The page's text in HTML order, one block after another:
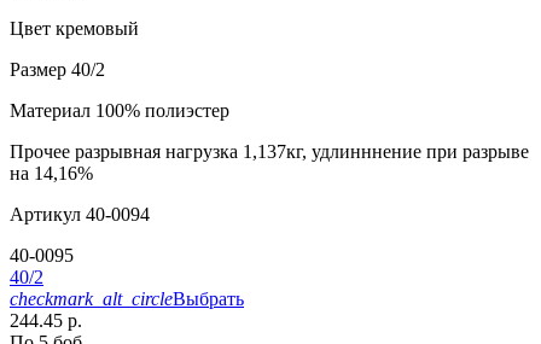
Цвет кремовый
Размер 40/2
Материал 100% полиэстер
Прочее разрывная нагрузка 1,137кг, удлинннение при разрыве
на 14,16%
Артикул 40-0094
40-0095
40/2
checkmark_alt_circleВыбрать
244.45 р.